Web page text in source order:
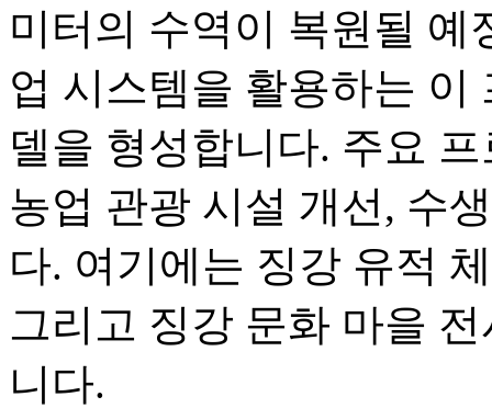
미터의 수역이 복원될 예
업 시스템을 활용하는 이
델을 형성합니다. 주요
농업 관광 시설 개선, 수
다. 여기에는 징강 유적
그리고 징강 문화 마을
니다.